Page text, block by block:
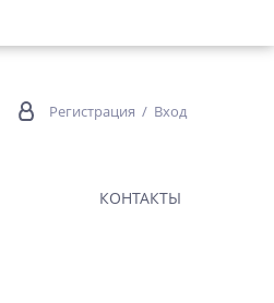
Регистрация / Вход
КОНТАКТЫ